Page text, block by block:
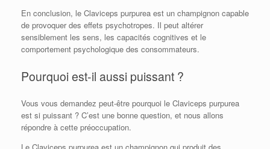
En conclusion, le Claviceps purpurea est un champignon capable
de provoquer des effets psychotropes. Il peut altérer
sensiblement les sens, les capacités cognitives et le
comportement psychologique des consommateurs.
Pourquoi est-il aussi puissant ?
Vous vous demandez peut-être pourquoi le Claviceps purpurea
est si puissant ? C’est une bonne question, et nous allons
répondre à cette préoccupation.